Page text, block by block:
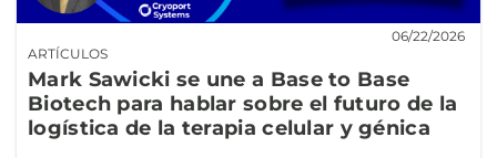
ARTÍCULOS
06/22/2026
Mark Sawicki se une a Base to Base
Biotech para hablar sobre el futuro de la
logística de la terapia celular y génica